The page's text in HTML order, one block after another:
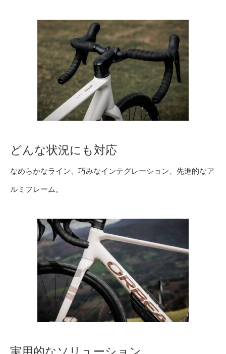
どんな状況にも対応
なめらかなライン、巧みなインテグレーション、先進的なア
ルミフレーム。